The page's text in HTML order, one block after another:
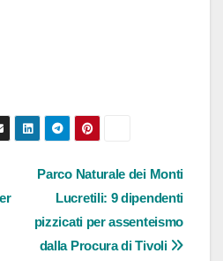
Parco Naturale dei Monti
Lucretili: 9 dipendenti
pizzicati per assenteismo
dalla Procura di Tivoli